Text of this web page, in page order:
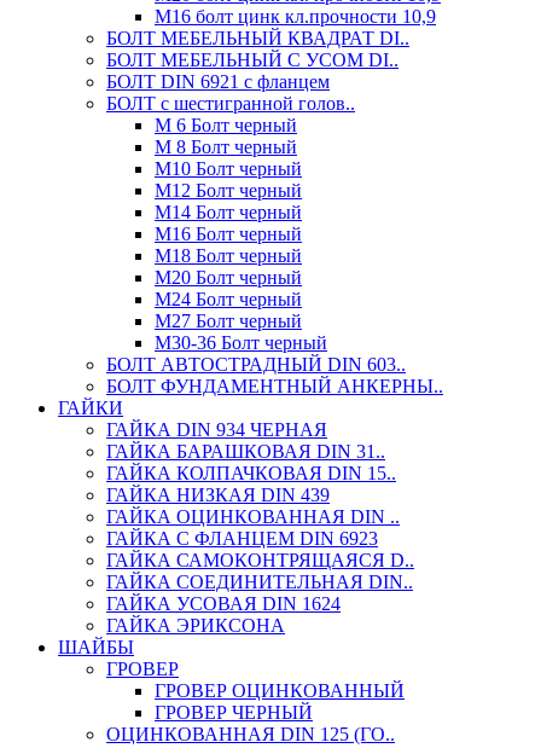
М16 болт цинк кл.прочности 10,9
БОЛТ МЕБЕЛЬНЫЙ КВАДРАТ DI..
БОЛТ МЕБЕЛЬНЫЙ С УСОМ DI..
БОЛТ DIN 6921 c фланцем
БОЛТ с шестигранной голов..
М 6 Болт черный
М 8 Болт черный
М10 Болт черный
М12 Болт черный
М14 Болт черный
М16 Болт черный
М18 Болт черный
М20 Болт черный
М24 Болт черный
М27 Болт черный
М30-36 Болт черный
БОЛТ АВТОСТРАДНЫЙ DIN 603..
БОЛТ ФУНДАМЕНТНЫЙ АНКЕРНЫ..
ГАЙКИ
ГАЙКА DIN 934 ЧЕРНАЯ
ГАЙКА БАРАШКОВАЯ DIN 31..
ГАЙКА КОЛПАЧКОВАЯ DIN 15..
ГАЙКА НИЗКАЯ DIN 439
ГАЙКА ОЦИНКОВАННАЯ DIN ..
ГАЙКА С ФЛАНЦЕМ DIN 6923
ГАЙКА САМОКОНТРЯЩАЯСЯ D..
ГАЙКА СОЕДИНИТЕЛЬНАЯ DIN..
ГАЙКА УСОВАЯ DIN 1624
ГАЙКА ЭРИКСОНА
ШАЙБЫ
ГРОВЕР
ГРОВЕР ОЦИНКОВАННЫЙ
ГРОВЕР ЧЕРНЫЙ
ОЦИНКОВАННАЯ DIN 125 (ГО..